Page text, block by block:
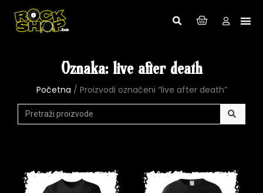
Oznaka: live after death
Početna / Proizvodi označeni “live after death”